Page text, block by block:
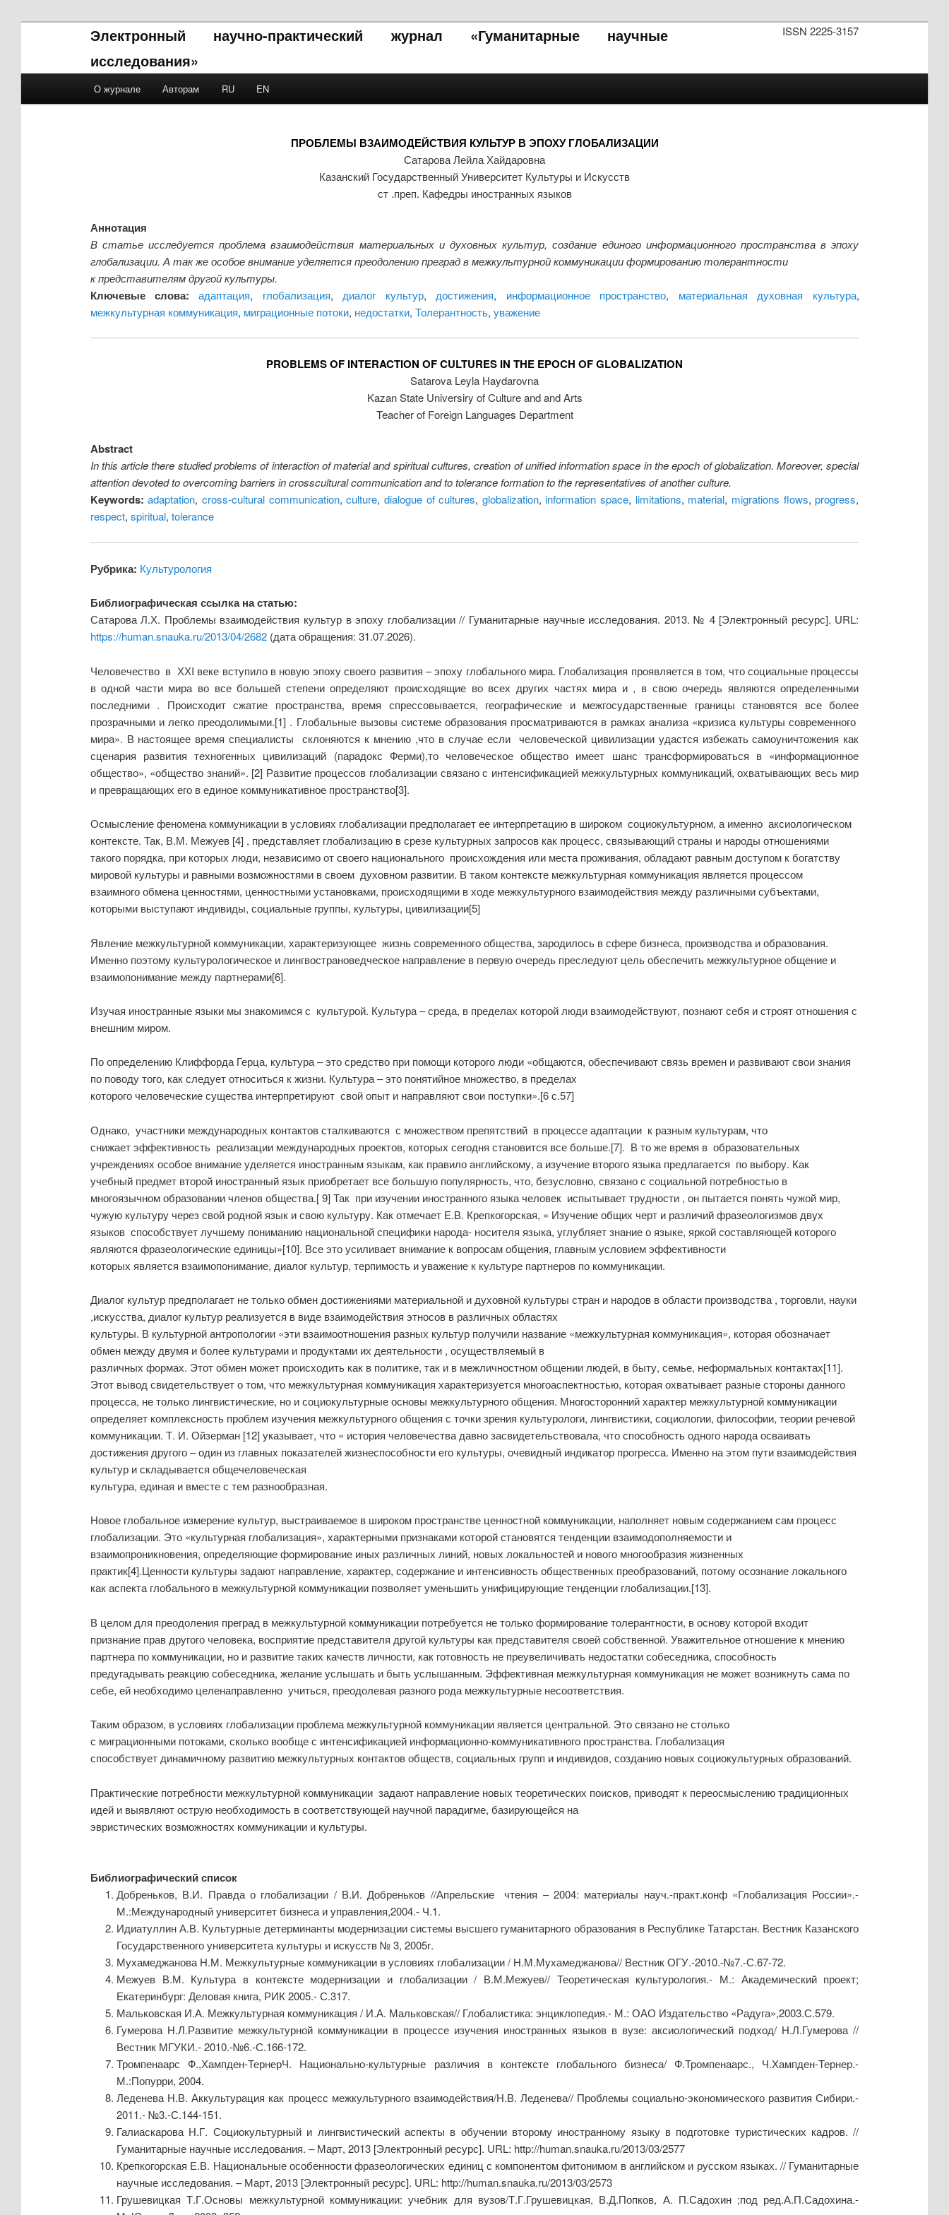
ISSN 2225-3157
Электронный научно-практический журнал «Гуманитарные научные
исследования»
Skip to primary content
Skip to secondary content
О журнале Авторам RU EN
ПРОБЛЕМЫ ВЗАИМОДЕЙСТВИЯ КУЛЬТУР В ЭПОХУ ГЛОБАЛИЗАЦИИ
Сатарова Лейла Хайдаровна
Казанский Государственный Университет Культуры и Искусств
ст .преп. Кафедры иностранных языков
Аннотация
В статье исследуется проблема взаимодействия материальных и духовных культур, создание единого информационного пространства в эпоху
глобализации. А так же особое внимание уделяется преодолению преград в межкультурной коммуникации формированию толерантности
к представителям другой культуры.
Ключевые слова: адаптация, глобализация, диалог культур, достижения, информационное пространство, материальная духовная культура,
межкультурная коммуникация, миграционные потоки, недостатки, Толерантность, уважение
PROBLEMS OF INTERACTION OF CULTURES IN THE EPOCH OF GLOBALIZATION
Satarova Leyla Haydarovna
Kazan State Universiry of Culture and and Arts
Teacher of Foreign Languages Department
Abstract
In this article there studied problems of interaction of material and spiritual cultures, creation of unified information space in the epoch of globalization. Moreover, special
attention devoted to overcoming barriers in crosscultural communication and to tolerance formation to the representatives of another culture.
Keywords: adaptation, cross-cultural communication,culture, dialogue of cultures, globalization,information space, limitations, material, migrations flows,progress,
respect, spiritual, tolerance
Рубрика: Культурология
Библиографическая ссылка на статью:
Сатарова Л.Х. Проблемы взаимодействия культур в эпоху глобализации // Гуманитарные научные исследования. 2013. № 4 [Электронный ресурс]. URL:
https://human.snauka.ru/2013/04/2682(дата обращения: 31.07.2026).
Человечество в ХХI веке вступило в новую эпоху своего развития – эпоху глобального мира. Глобализация проявляется в том, что социальные процессы
в одной части мира во все большей степени определяют происходящие во всех других частях мира и , в свою очередь являются определенными
последними . Происходит сжатие пространства, время спрессовывается, географические и межгосударственные границы становятся все более
прозрачными и легко преодолимыми.[1] . Глобальные вызовы системе образования просматриваются в рамках анализа «кризиса культуры современного
мира». В настоящее время специалисты склоняются к мнению ,что в случае если человеческой цивилизации удастся избежать самоуничтожения как
сценария развития техногенных цивилизаций (парадокс Ферми),то человеческое общество имеет шанс трансформироваться в «информационное
общество», «общество знаний». [2] Развитие процессов глобализации связано с интенсификацией межкультурных коммуникаций, охватывающих весь мир
и превращающих его в единое коммуникативное пространство[3].
Осмысление феномена коммуникации в условиях глобализации предполагает ее интерпретацию в широком социокультурном, а именно аксиологическом
контексте. Так, В.М. Межуев [4] , представляет глобализацию в срезе культурных запросов как процесс, связывающий страны и народы отношениями
такого порядка, при которых люди, независимо от своего национального происхождения или места проживания, обладают равным доступом к богатству
мировой культуры и равными возможностями в своем духовном развитии. В таком контексте межкультурная коммуникация является процессом
взаимного обмена ценностями, ценностными установками, происходящими в ходе межкультурного взаимодействия между различными субъектами,
которыми выступают индивиды, социальные группы, культуры, цивилизации[5]
Явление межкультурной коммуникации, характеризующее жизнь современного общества, зародилось в сфере бизнеса, производства и образования.
Именно поэтому культурологическое и лингвострановедческое направление в первую очередь преследуют цель обеспечить межкультурное общение и
взаимопонимание между партнерами[6].
Изучая иностранные языки мы знакомимся с культурой. Культура – среда, в пределах которой люди взаимодействуют, познают себя и строят отношения с
внешним миром.
По определению Клиффорда Герца, культура – это средство при помощи которого люди «общаются, обеспечивают связь времен и развивают свои знания
по поводу того, как следует относиться к жизни. Культура – это понятийное множество, в пределах
которого человеческие существа интерпретируют свой опыт и направляют свои поступки».[6 с.57]
Однако, участники международных контактов сталкиваются с множеством препятствий в процессе адаптации к разным культурам, что
снижает эффективность реализации международных проектов, которых сегодня становится все больше.[7]. В то же время в образовательных
учреждениях особое внимание уделяется иностранным языкам, как правило английскому, а изучение второго языка предлагается по выбору. Как
учебный предмет второй иностранный язык приобретает все большую популярность, что, безусловно, связано с социальной потребностью в
многоязычном образовании членов общества.[ 9] Так при изучении иностранного языка человек испытывает трудности , он пытается понять чужой мир,
чужую культуру через свой родной язык и свою культуру. Как отмечает Е.В. Крепкогорская, « Изучение общих черт и различий фразеологизмов двух
языков способствует лучшему пониманию национальной специфики народа- носителя языка, углубляет знание о языке, яркой составляющей которого
являются фразеологические единицы»[10]. Все это усиливает внимание к вопросам общения, главным условием эффективности
которых является взаимопонимание, диалог культур, терпимость и уважение к культуре партнеров по коммуникации.
Диалог культур предполагает не только обмен достижениями материальной и духовной культуры стран и народов в области производства , торговли, науки
,искусства, диалог культур реализуется в виде взаимодействия этносов в различных областях
культуры. В культурной антропологии «эти взаимоотношения разных культур получили название «межкультурная коммуникация», которая обозначает
обмен между двумя и более культурами и продуктами их деятельности , осуществляемый в
различных формах. Этот обмен может происходить как в политике, так и в межличностном общении людей, в быту, семье, неформальных контактах[11].
Этот вывод свидетельствует о том, что межкультурная коммуникация характеризуется многоаспектностью, которая охватывает разные стороны данного
процесса, не только лингвистические, но и социокультурные основы межкультурного общения. Многосторонний характер межкультурной коммуникации
определяет комплексность проблем изучения межкультурного общения с точки зрения культурологи, лингвистики, социологии, философии, теории речевой
коммуникации. Т. И. Ойзерман [12] указывает, что « история человечества давно засвидетельствовала, что способность одного народа осваивать
достижения другого – один из главных показателей жизнеспособности его культуры, очевидный индикатор прогресса. Именно на этом пути взаимодействия
культур и складывается общечеловеческая
культура, единая и вместе с тем разнообразная.
Новое глобальное измерение культур, выстраиваемое в широком пространстве ценностной коммуникации, наполняет новым содержанием сам процесс
глобализации. Это «культурная глобализация», характерными признаками которой становятся тенденции взаимодополняемости и
взаимопроникновения, определяющие формирование иных различных линий, новых локальностей и нового многообразия жизненных
практик[4].Ценности культуры задают направление, характер, содержание и интенсивность общественных преобразований, потому осознание локального
как аспекта глобального в межкультурной коммуникации позволяет уменьшить унифицирующие тенденции глобализации.[13].
В целом для преодоления преград в межкультурной коммуникации потребуется не только формирование толерантности, в основу которой входит
признание прав другого человека, восприятие представителя другой культуры как представителя своей собственной. Уважительное отношение к мнению
партнера по коммуникации, но и развитие таких качеств личности, как готовность не преувеличивать недостатки собеседника, способность
предугадывать реакцию собеседника, желание услышать и быть услышанным. Эффективная межкультурная коммуникация не может возникнуть сама по
себе, ей необходимо целенаправленно учиться, преодолевая разного рода межкультурные несоответствия.
Таким образом, в условиях глобализации проблема межкультурной коммуникации является центральной. Это связано не столько
с миграционными потоками, сколько вообще с интенсификацией информационно-коммуникативного пространства. Глобализация
способствует динамичному развитию межкультурных контактов обществ, социальных групп и индивидов, созданию новых социокультурных образований.
Практические потребности межкультурной коммуникации задают направление новых теоретических поисков, приводят к переосмыслению традиционных
идей и выявляют острую необходимость в соответствующей научной парадигме, базирующейся на
эвристических возможностях коммуникации и культуры.
Библиографический список
Добреньков, В.И. Правда о глобализации / В.И. Добреньков //Апрельские чтения – 2004: материалы науч.-практ.конф «Глобализация России».-
М.:Международный университет бизнеса и управления,2004.- Ч.1.
Идиатуллин А.В. Культурные детерминанты модернизации системы высшего гуманитарного образования в Республике Татарстан. Вестник Казанского
Государственного университета культуры и искусств № 3, 2005г.
Мухамеджанова Н.М. Межкультурные коммуникации в условиях глобализации / Н.М.Мухамеджанова// Вестник ОГУ.-2010.-№7.-С.67-72.
Межуев В.М. Культура в контексте модернизации и глобализации / В.М.Межуев// Теоретическая культурология.- М.: Академический проект;
Екатеринбург: Деловая книга, РИК 2005.- С.317.
Мальковская И.А. Межкультурная коммуникация / И.А. Мальковская// Глобалистика: энциклопедия.- М.: ОАО Издательство «Радуга»,2003.С.579.
Гумерова Н.Л.Развитие межкультурной коммуникации в процессе изучения иностранных языков в вузе: аксиологический подход/ Н.Л.Гумерова //
Вестник МГУКИ.- 2010.-№6.-С.166-172.
Тромпенаарс Ф.,Хампден-ТернерЧ. Национально-культурные различия в контексте глобального бизнеса/ Ф.Тромпенаарс., Ч.Хампден-Тернер.-
М.:Попурри, 2004.
Леденева Н.В. Аккультурация как процесс межкультурного взаимодействия/Н.В. Леденева// Проблемы социально-экономического развития Сибири.-
2011.- №3.-С.144-151.
Галиаскарова Н.Г. Социокультурный и лингвистический аспекты в обучении второму иностранному языку в подготовке туристических кадров. //
Гуманитарные научные исследования. – Март, 2013 [Электронный ресурс]. URL: http://human.snauka.ru/2013/03/2577
Крепкогорская Е.В. Национальные особенности фразеологических единиц с компонентом фитонимом в английском и русском языках. // Гуманитарные
научные исследования. – Март, 2013 [Электронный ресурс]. URL: http://human.snauka.ru/2013/03/2573
Грушевицкая Т.Г.Основы межкультурной коммуникации: учебник для вузов/Т.Г.Грушевицкая, В.Д.Попков, А. П.Садохин ;под ред.А.П.Садохина.-